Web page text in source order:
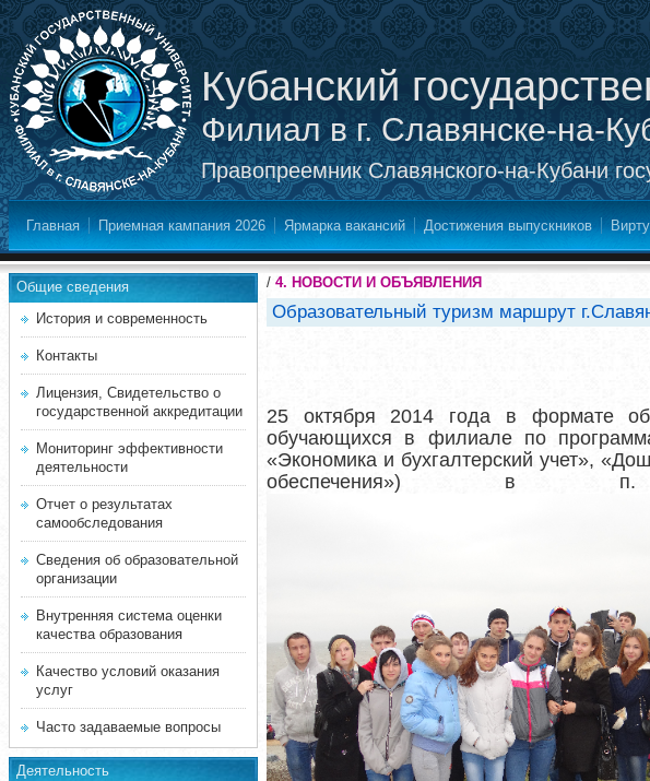
Кубанский
Филиал в г. Славянске-на-
Правопреемник Славянского-на-Кубани
Главная Приемная кампания 2026 Ярмарка вакансий Достижения выпускников
Общие сведения
История и современность
Контакты
Лицензия, Свидетельство о
государственной аккредитации
Мониторинг эффективности
деятельности
Отчет о результатах
самообследования
Сведения об образовательной
организации
Внутренняя система оценки
качества образования
Качество условий оказания
услуг
Часто задаваемые вопросы
Деятельность
/ 4. НОВОСТИ И ОБЪЯВЛЕНИЯ
Образовательный туризм маршрут
25 октября 2014 года в формате
обучающихся в филиале по
«Экономика и бухгалтерский учет»,
обеспечения») в п.